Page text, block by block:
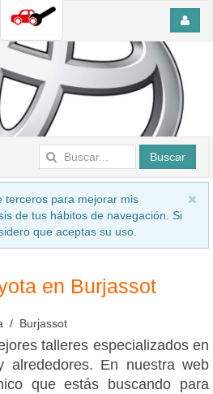
Buscar
terceros para mejorar mis
de tus hábitos de navegación. Si
que aceptas su uso.
en Burjassot
Burjassot
talleres especializados en
alrededores. En nuestra web
que estás buscando para